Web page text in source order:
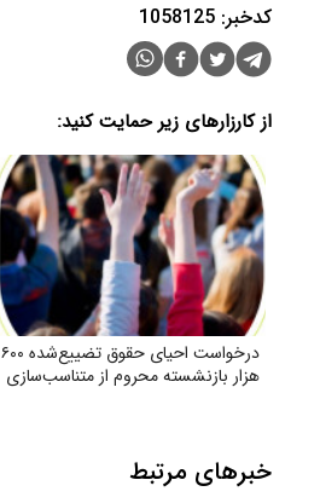
کدخبر: 1058125
از کارزارهای زیر حمایت کنید:
درخواست احیای حقوق تضییع‌شده ۶۰۰
هزار بازنشسته محروم از متناسب‌سازی
خبرهای مرتبط